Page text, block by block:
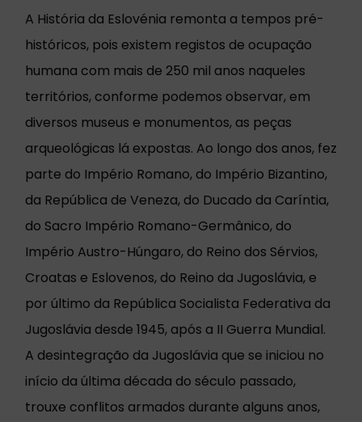
A História da Eslovénia remonta a tempos pré-
históricos, pois existem registos de ocupação
humana com mais de 250 mil anos naqueles
territórios, conforme podemos observar, em
diversos museus e monumentos, as peças
arqueológicas lá expostas. Ao longo dos anos, fez
parte do Império Romano, do Império Bizantino,
da República de Veneza, do Ducado da Caríntia,
do Sacro Império Romano-Germânico, do
Império Austro-Húngaro, do Reino dos Sérvios,
Croatas e Eslovenos, do Reino da Jugoslávia, e
por último da República Socialista Federativa da
Jugoslávia desde 1945, após a II Guerra Mundial.
A desintegração da Jugoslávia que se iniciou no
início da última década do século passado,
trouxe conflitos armados durante alguns anos,